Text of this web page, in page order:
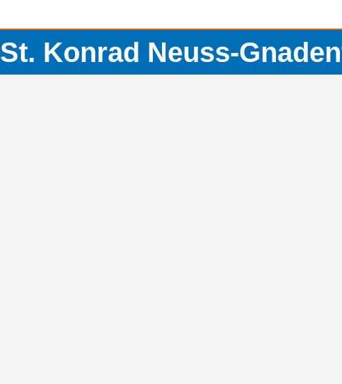
St. Konrad Neuss-